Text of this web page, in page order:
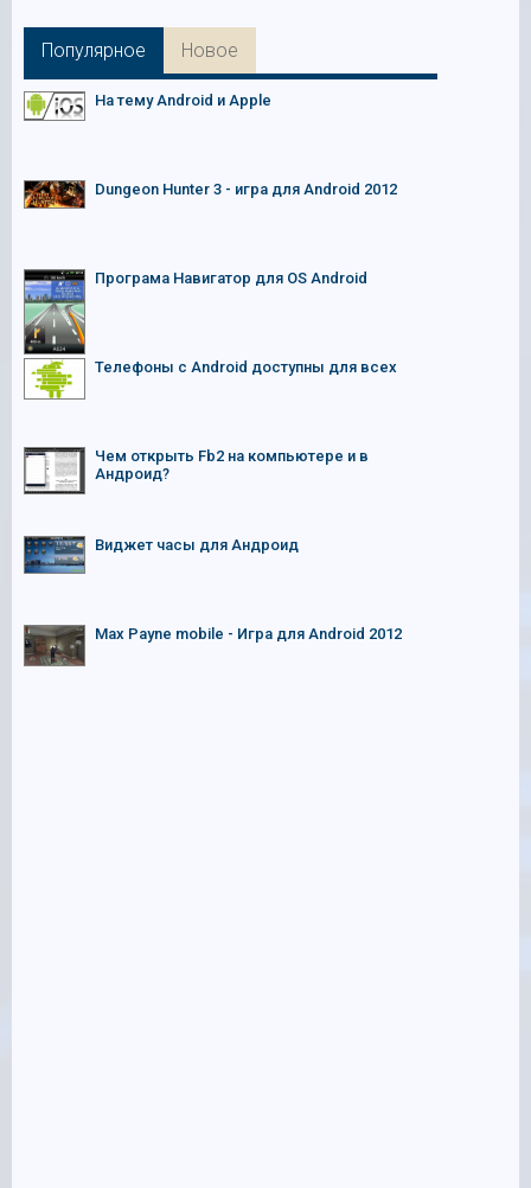
Популярное Новое
На тему Android и Apple
Dungeon Hunter 3 - игра для Android 2012
Програма Навигатор для OS Android
Телефоны с Android доступны для всех
Чем открыть Fb2 на компьютере и в
Андроид?
Виджет часы для Андроид
Max Payne mobile - Игра для Android 2012